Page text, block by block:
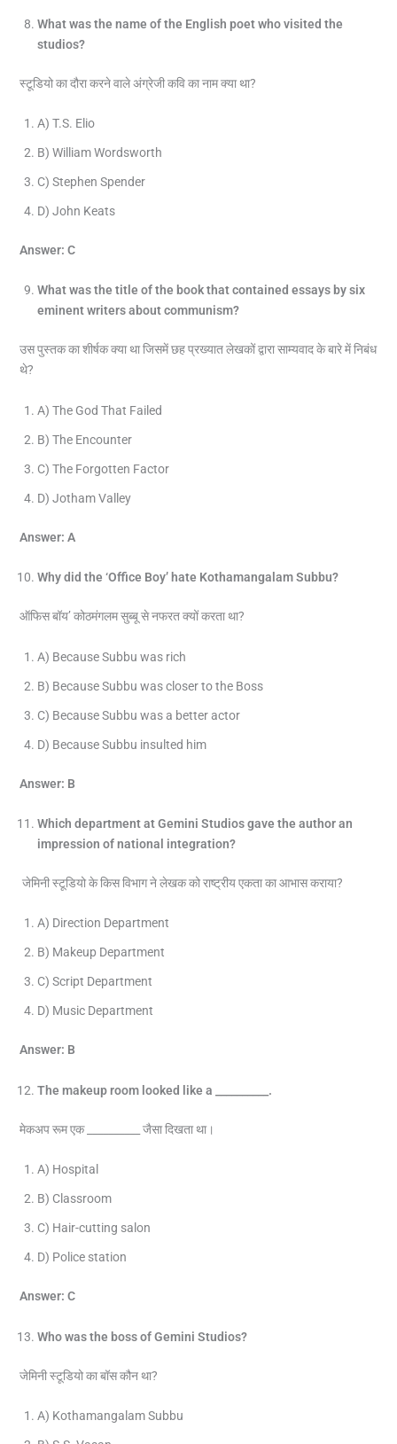
What was the name of the English poet who visited the
studios?
स्टूडियो का दौरा करने वाले अंग्रेजी कवि का नाम क्या था?
A) T.S. Elio
B) William Wordsworth
C) Stephen Spender
D) John Keats
Answer: C
What was the title of the book that contained essays by six
eminent writers about communism?
उस पुस्तक का शीर्षक क्या था जिसमें छह प्रख्यात लेखकों द्वारा साम्यवाद के बारे में निबंध
थे?
A) The God That Failed
B) The Encounter
C) The Forgotten Factor
D) Jotham Valley
Answer: A
Why did the ‘Office Boy’ hate Kothamangalam Subbu?
ऑफिस बॉय’ कोठमंगलम सुब्बू से नफरत क्यों करता था?
A) Because Subbu was rich
B) Because Subbu was closer to the Boss
C) Because Subbu was a better actor
D) Because Subbu insulted him
Answer: B
Which department at Gemini Studios gave the author an
impression of national integration?
जेमिनी स्टूडियो के किस विभाग ने लेखक को राष्ट्रीय एकता का आभास कराया?
A) Direction Department
B) Makeup Department
C) Script Department
D) Music Department
Answer: B
The makeup room looked like a __________.
मेकअप रूम एक __________ जैसा दिखता था।
A) Hospital
B) Classroom
C) Hair-cutting salon
D) Police station
Answer: C
Who was the boss of Gemini Studios?
जेमिनी स्टूडियो का बॉस कौन था?
A) Kothamangalam Subbu